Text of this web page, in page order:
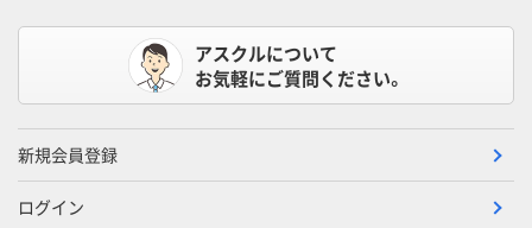
アスクルについて
お気軽にご質問ください。
新規会員登録
ログイン